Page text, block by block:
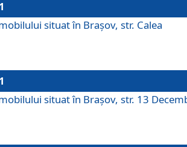
situat în Brașov, str. Calea
situat în Brașov, str. 13